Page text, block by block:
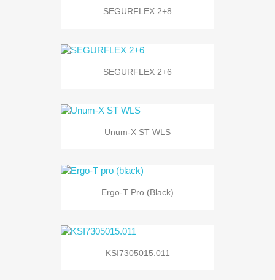
SEGURFLEX 2+8
SEGURFLEX 2+6
Unum-X ST WLS
Ergo-T Pro (black)
KSI7305015.011